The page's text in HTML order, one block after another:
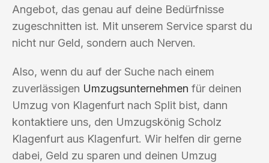
Angebot, das genau auf deine Bedürfnisse
zugeschnitten ist. Mit unserem Service sparst du
nicht nur Geld, sondern auch Nerven.
Also, wenn du auf der Suche nach einem
zuverlässigen Umzugsunternehmen für deinen
Umzug von Klagenfurt nach Split bist, dann
kontaktiere uns, den Umzugskönig Scholz
Klagenfurt aus Klagenfurt. Wir helfen dir gerne
dabei, Geld zu sparen und deinen Umzug